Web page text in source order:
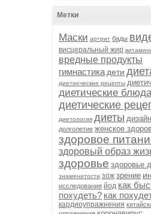
Метки
Маски артрит бады
висцеральный жир
вредные продукты
гимнастика дети
диетиеческие рецепты
диетические блюда
диетические
диетология диеты
долголетие женское
здоровое
здоровый образ
здоровье здоровье
знаменитости зож зрение
исследования йод как
похудеть? как
кардиоупражнения